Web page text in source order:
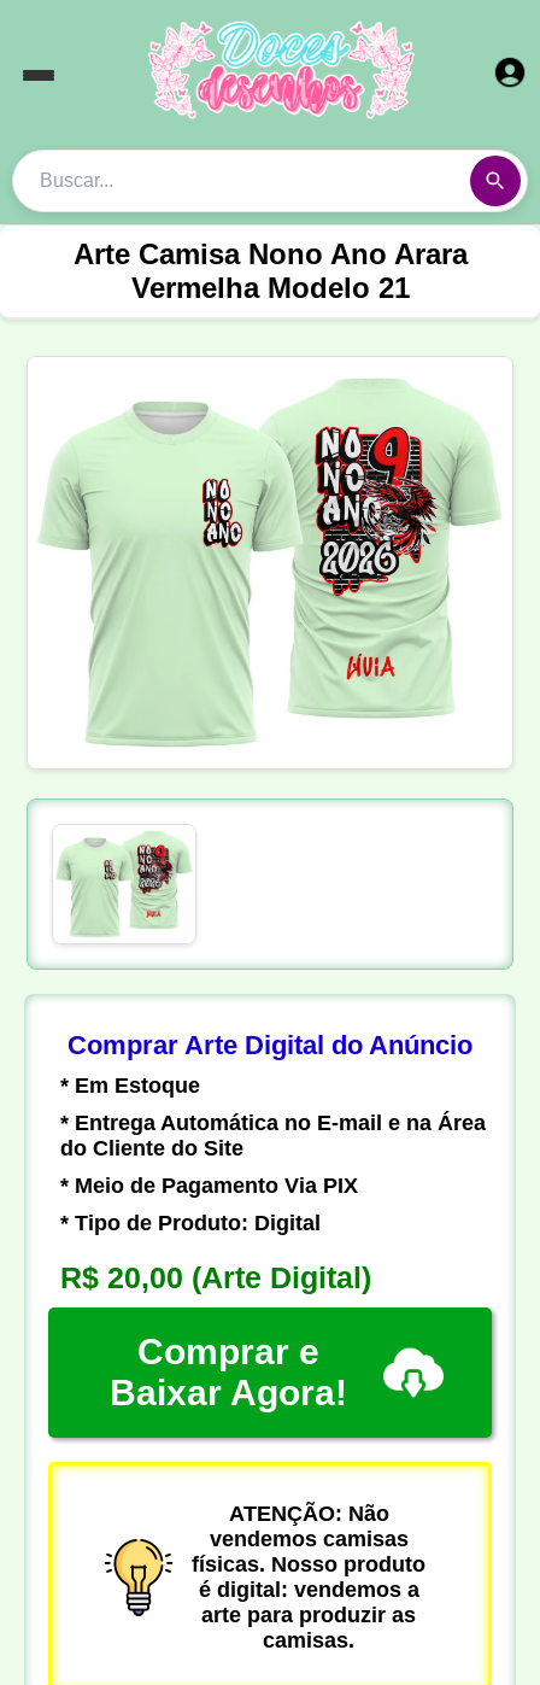
Arte Camisa Nono Ano Arara
Vermelha Modelo 21
Comprar Arte Digital do Anúncio
* Em Estoque
* Entrega Automática no E-mail e na Área
do Cliente do Site
* Meio de Pagamento Via PIX
* Tipo de Produto: Digital
R$ 20,00 (Arte Digital)
Comprar e
Baixar Agora!
ATENÇÃO: Não
vendemos camisas
físicas. Nosso produto
é digital: vendemos a
arte para produzir as
camisas.